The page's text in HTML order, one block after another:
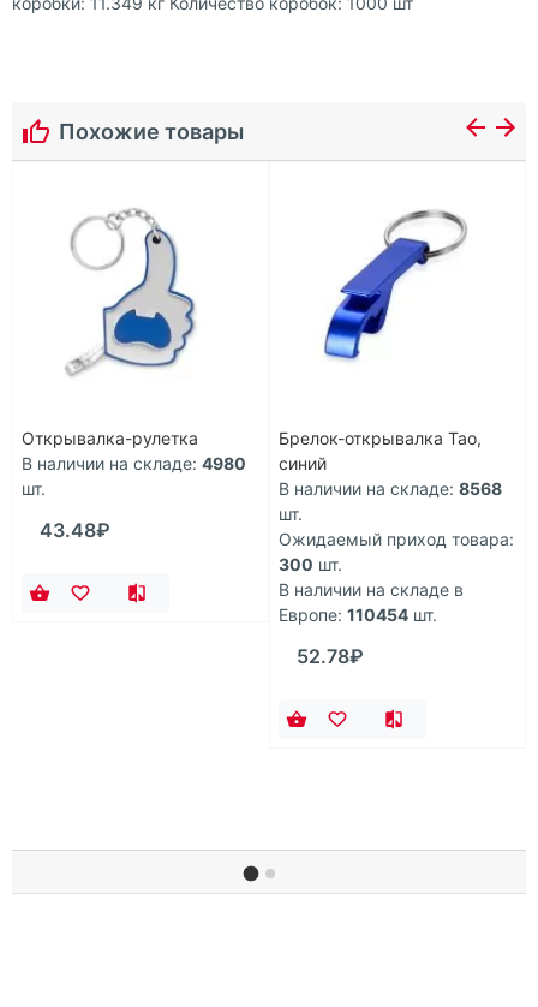
Похожие товары
Открывалка-рулетка
В наличии на складе: 4980
шт.
43.48₽
Брелок-открывалка Tao,
синий
В наличии на складе: 8568
шт.
Ожидаемый приход товара:
300 шт.
В наличии на складе в
Европе: 110454 шт.
52.78₽